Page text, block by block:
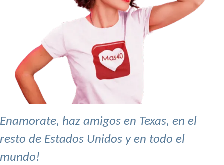
Enamorate, haz amigos en Texas, en el
resto de Estados Unidos y en todo el
mundo!